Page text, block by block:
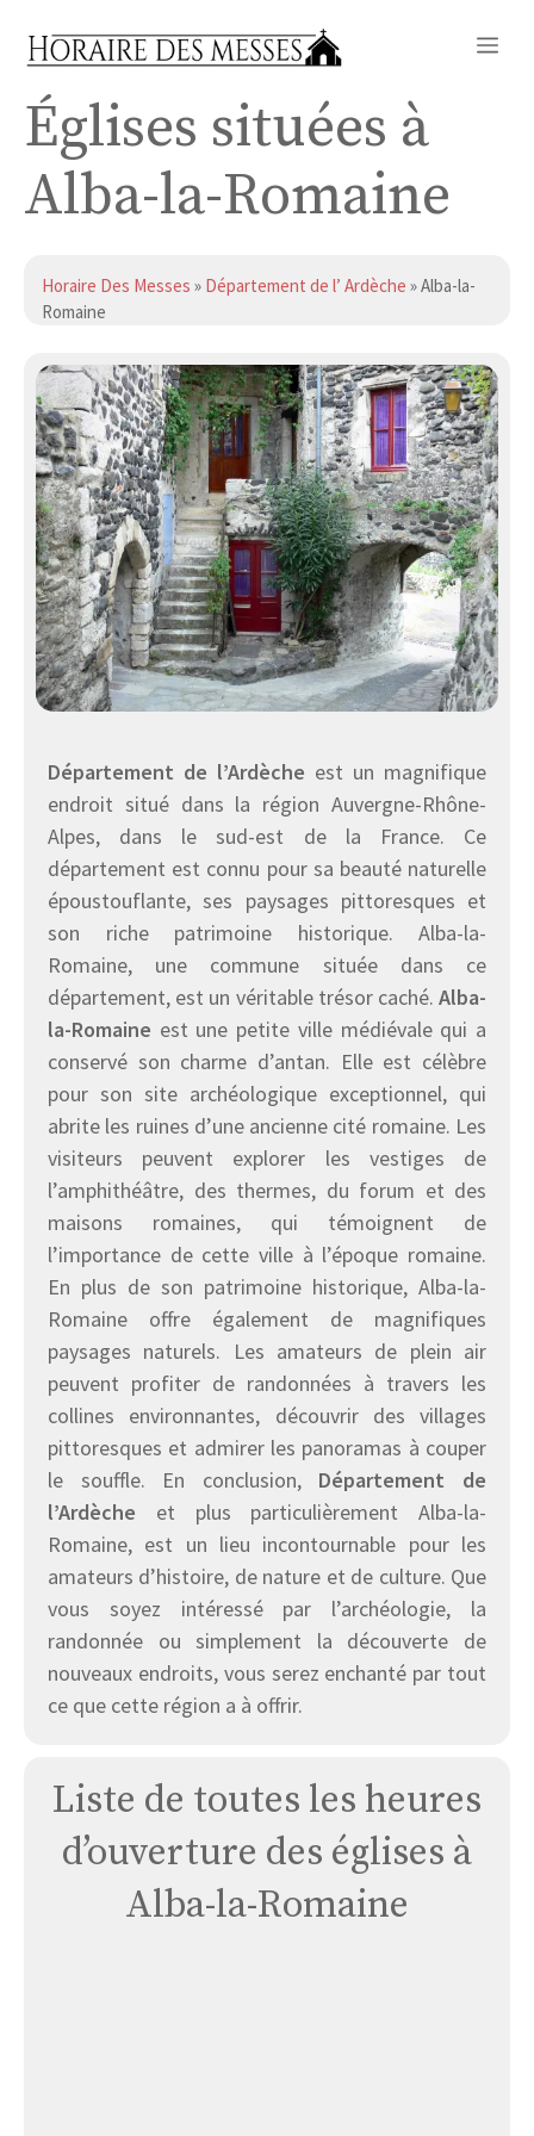
Églises situées à
Alba-la-Romaine
Horaire Des Messes » Département de l’ Ardèche » Alba-la-
Romaine
Département de l’Ardèche est un magnifique
endroit situé dans la région Auvergne-Rhône-
Alpes, dans le sud-est de la France. Ce
département est connu pour sa beauté naturelle
époustouflante, ses paysages pittoresques et
son riche patrimoine historique. Alba-la-
Romaine, une commune située dans ce
département, est un véritable trésor caché. Alba-
la-Romaine est une petite ville médiévale qui a
conservé son charme d’antan. Elle est célèbre
pour son site archéologique exceptionnel, qui
abrite les ruines d’une ancienne cité romaine. Les
visiteurs peuvent explorer les vestiges de
l’amphithéâtre, des thermes, du forum et des
maisons romaines, qui témoignent de
l’importance de cette ville à l’époque romaine.
En plus de son patrimoine historique, Alba-la-
Romaine offre également de magnifiques
paysages naturels. Les amateurs de plein air
peuvent profiter de randonnées à travers les
collines environnantes, découvrir des villages
pittoresques et admirer les panoramas à couper
le souffle. En conclusion, Département de
l’Ardèche et plus particulièrement Alba-la-
Romaine, est un lieu incontournable pour les
amateurs d’histoire, de nature et de culture. Que
vous soyez intéressé par l’archéologie, la
randonnée ou simplement la découverte de
nouveaux endroits, vous serez enchanté par tout
ce que cette région a à offrir.
Liste de toutes les heures
d’ouverture des églises à
Alba-la-Romaine